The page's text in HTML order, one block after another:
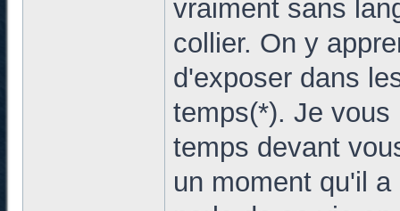
vraiment sans
collier. On y
d'exposer dans
temps(*). Je
temps devant
un moment qu'il